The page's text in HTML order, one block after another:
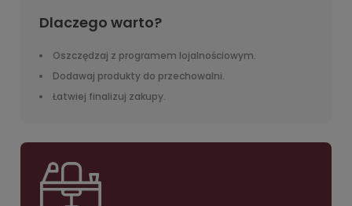
Dlaczego warto?
Oszczędzaj z programem lojalnościowym.
Dodawaj produkty do przechowalni.
Łatwiej finalizuj zakupy.